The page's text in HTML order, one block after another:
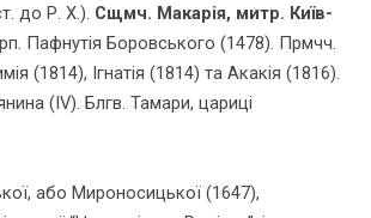
до Р. Х.). Сщмч. Макарiя, митр. Київ­
Пафнутiя Боровського (1478). Прмчч.
(1814), Ігнатiя (1814) та Акакiя (1816).
(ІV). Блгв. Тамари, цариці
або Мироносицької (1647),